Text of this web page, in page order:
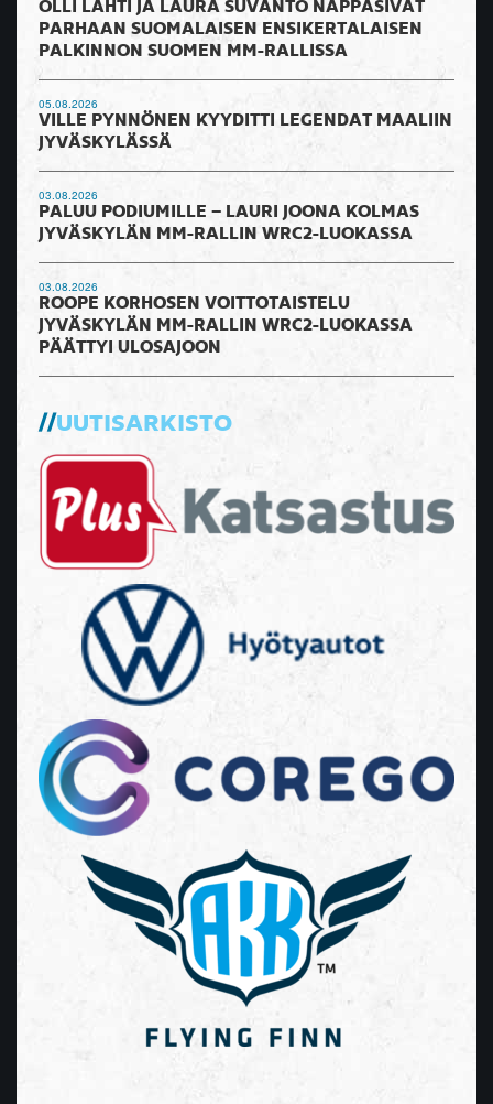
OLLI LAHTI JA LAURA SUVANTO NAPPASIVAT
PARHAAN SUOMALAISEN ENSIKERTALAISEN
PALKINNON SUOMEN MM-RALLISSA
05.08.2026
VILLE PYNNÖNEN KYYDITTI LEGENDAT MAALIIN
JYVÄSKYLÄSSÄ
03.08.2026
PALUU PODIUMILLE – LAURI JOONA KOLMAS
JYVÄSKYLÄN MM-RALLIN WRC2-LUOKASSA
03.08.2026
ROOPE KORHOSEN VOITTOTAISTELU
JYVÄSKYLÄN MM-RALLIN WRC2-LUOKASSA
PÄÄTTYI ULOSAJOON
UUTISARKISTO